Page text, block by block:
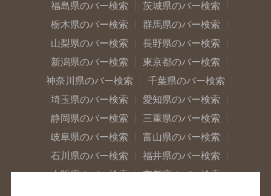
福島県のバー検索
茨城県のバー検索
栃木県のバー検索
群馬県のバー検索
山梨県のバー検索
長野県のバー検索
新潟県のバー検索
東京都のバー検索
神奈川県のバー検索
千葉県のバー検索
埼玉県のバー検索
愛知県のバー検索
静岡県のバー検索
三重県のバー検索
岐阜県のバー検索
富山県のバー検索
石川県のバー検索
福井県のバー検索
大阪府のバー検索
京都府のバー検索